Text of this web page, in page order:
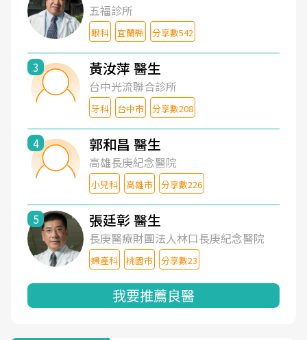
五福診所
眼科 宜蘭縣 分享數542
3 黃汝萍 醫生
台中光流聯合診所
牙科 台中市 分享數208
4 郭和昌 醫生
高雄長庚紀念醫院
小兒科 高雄市 分享數226
5 張廷彰 醫生
長庚醫療財團法人林口長庚紀念醫院
婦產科 桃園市 分享數23
我要推薦良醫